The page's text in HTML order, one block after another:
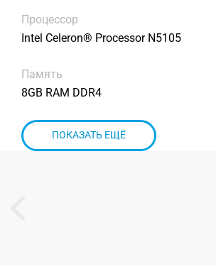
Процессор
Intel Celeron® Processor N5105
Память
8GB RAM DDR4
ПОКАЗАТЬ ЕЩЁ